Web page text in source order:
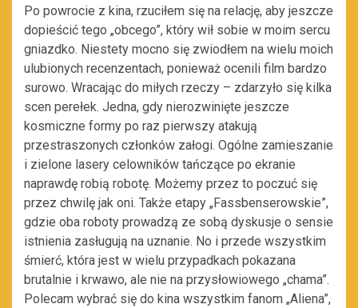
Po powrocie z kina, rzuciłem się na relację, aby jeszcze
dopieścić tego „obcego”, który wił sobie w moim sercu
gniazdko. Niestety mocno się zwiodłem na wielu moich
ulubionych recenzentach, ponieważ ocenili film bardzo
surowo. Wracając do miłych rzeczy – zdarzyło się kilka
scen perełek. Jedna, gdy nierozwinięte jeszcze
kosmiczne formy po raz pierwszy atakują
przestraszonych członków załogi. Ogólne zamieszanie
i zielone lasery celowników tańczące po ekranie
naprawdę robią robotę. Możemy przez to poczuć się
przez chwilę jak oni. Także etapy „Fassbenserowskie”,
gdzie oba roboty prowadzą ze sobą dyskusje o sensie
istnienia zasługują na uznanie. No i przede wszystkim
śmierć, która jest w wielu przypadkach pokazana
brutalnie i krwawo, ale nie na przysłowiowego „chama”.
Polecam wybrać się do kina wszystkim fanom „Aliena”,